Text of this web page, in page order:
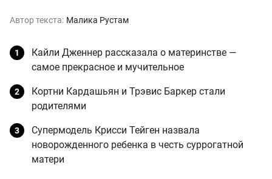
Автор текста: Малика Рустам
Кайли Дженнер рассказала о материнстве —
самое прекрасное и мучительное
Кортни Кардашьян и Трэвис Баркер стали
родителями
Супермодель Крисси Тейген назвала
новорожденного ребенка в честь суррогатной
матери